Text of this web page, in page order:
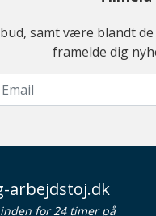
samt være blandt
framelde dig
arbejdstoj.dk
for 24 timer på